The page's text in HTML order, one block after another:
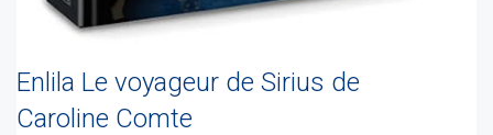
Enlila Le voyageur de Sirius de
Caroline Comte